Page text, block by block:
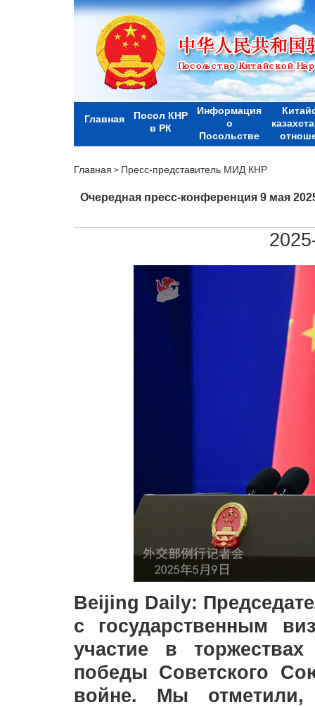
Главная
Посол КНР
в РК
Информация
о
Посольстве
Главная > Пресс-представитель МИД КНР
Очередная пресс-конференция 9 мая
Beijing Daily:
с государственным
участие в
победы Советского
войне. Мы